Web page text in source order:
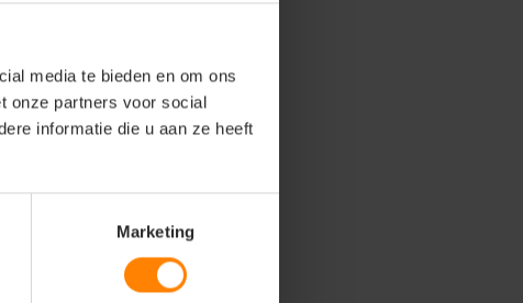
media te bieden en om ons
onze partners voor social
informatie die u aan ze heeft
Marketing